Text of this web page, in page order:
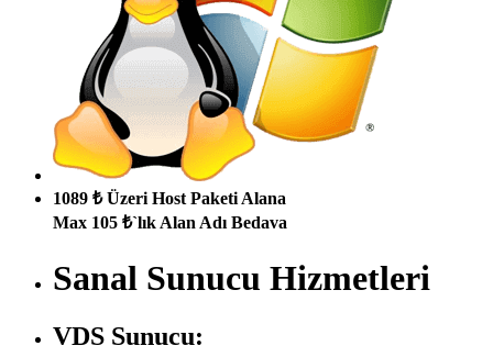
1089 ₺ Üzeri Host Paketi Alana
Max 105 ₺`lık Alan Adı Bedava
Sanal Sunucu Hizmetleri
VDS Sunucu: